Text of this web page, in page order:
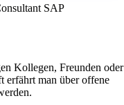
SAP
Kollegen, Freunden oder
erfährt man über offene